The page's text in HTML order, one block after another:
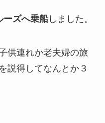
ーズへ乗船しました。
供連れか老夫婦の旅
説得してなんとか３